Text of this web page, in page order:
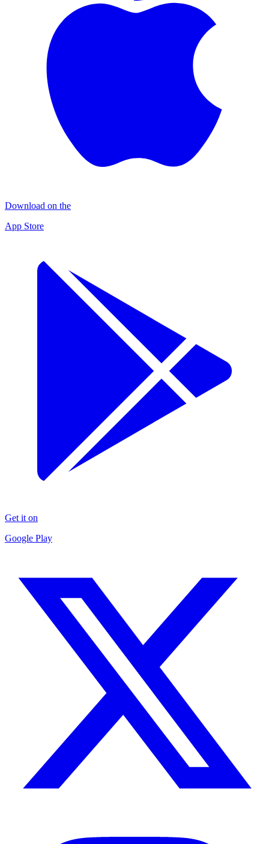
Download on the
App Store
Get it on
Google Play